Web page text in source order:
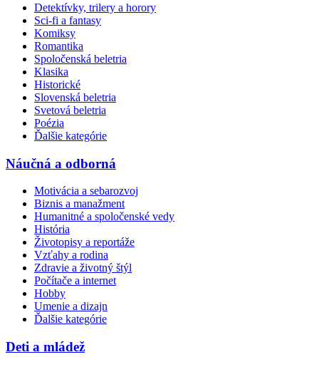
Detektívky, trilery a horory
Sci-fi a fantasy
Komiksy
Romantika
Spoločenská beletria
Klasika
Historické
Slovenská beletria
Svetová beletria
Poézia
Ďalšie kategórie
Náučná a odborná
Motivácia a sebarozvoj
Biznis a manažment
Humanitné a spoločenské vedy
História
Životopisy a reportáže
Vzťahy a rodina
Zdravie a životný štýl
Počítače a internet
Hobby
Umenie a dizajn
Ďalšie kategórie
Deti a mládež